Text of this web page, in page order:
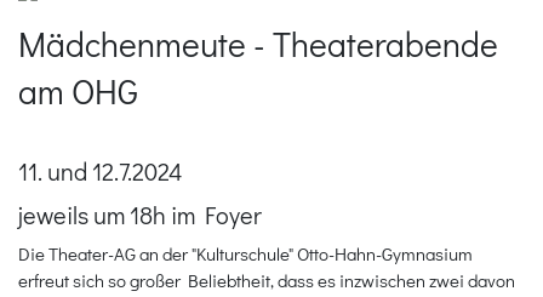
Mädchenmeute - Theaterabende
am OHG
11. und 12.7.2024
jeweils um 18h im Foyer
Die Theater-AG an der "Kulturschule" Otto-Hahn-Gymnasium
erfreut sich so großer Beliebtheit, dass es inzwischen zwei davon